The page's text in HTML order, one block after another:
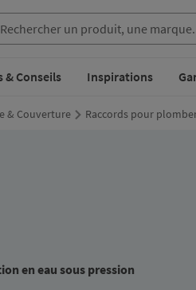
& Conseils Inspirations
& Couverture Raccords pour
en eau sous pression